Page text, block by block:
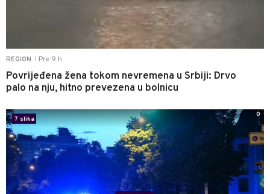
REGION Pre 9 h
Povrijeđena žena tokom nevremena u Srbiji: Drvo
palo na nju, hitno prevezena u bolnicu
7 slika
0